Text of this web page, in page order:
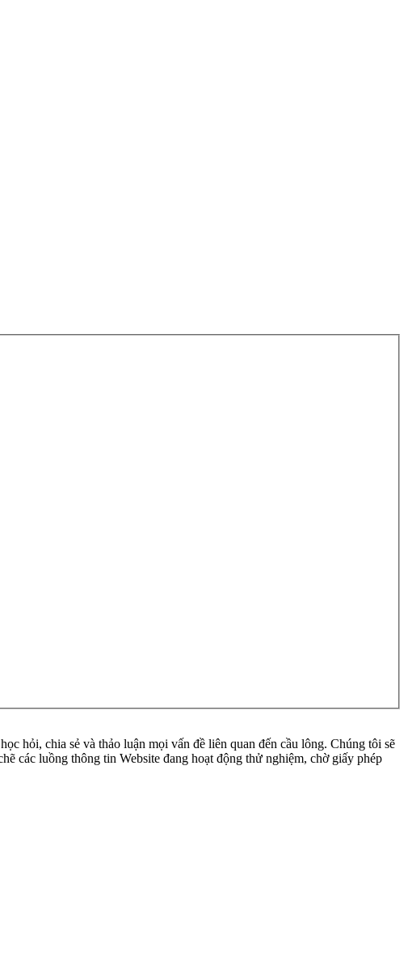
hỏi, chia sẻ và thảo luận mọi vấn đề liên quan đến cầu lông. Chúng tôi sẽ
các luồng thông tin Website đang hoạt động thử nghiệm, chờ giấy phép